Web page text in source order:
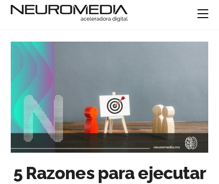
5 Razones para ejecutar